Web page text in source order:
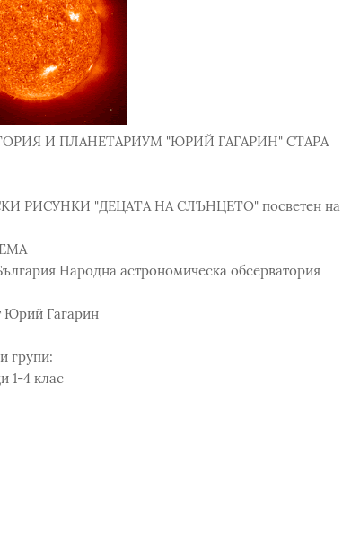
И ПЛАНЕТАРИУМ "ЮРИЙ ГАГАРИН" СТАРА
РИСУНКИ "ДЕЦАТА НА СЛЪНЦЕТО" посветен на
Народна астрономическа обсерватория
Юрий Гагарин
групи:
1-4 клас